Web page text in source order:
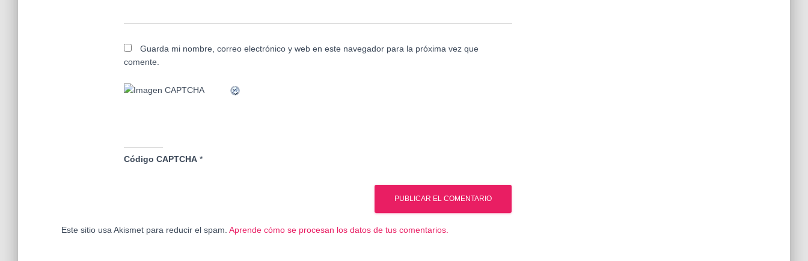
Guarda mi nombre, correo electrónico y web en este navegador para la próxima vez que
comente.
Código CAPTCHA *
Este sitio usa Akismet para reducir el spam. Aprende cómo se procesan los datos de tus comentarios.